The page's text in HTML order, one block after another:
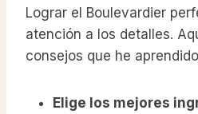
Lograr el Boulevardier
atención a los detalles.
consejos que he
Elige los mejores